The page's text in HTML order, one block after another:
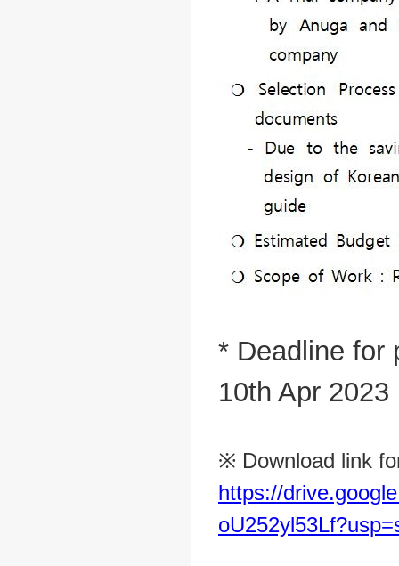
* Deadline for
10th Apr 2023
※ Download link
https://